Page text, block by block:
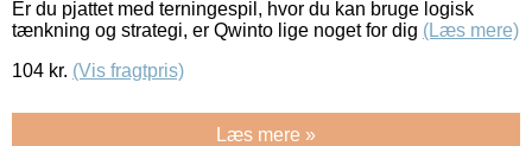
Er du pjattet med terningespil, hvor du kan bruge logisk
tænkning og strategi, er Qwinto lige noget for dig (Læs mere)
104 kr. (Vis fragtpris)
Læs mere »